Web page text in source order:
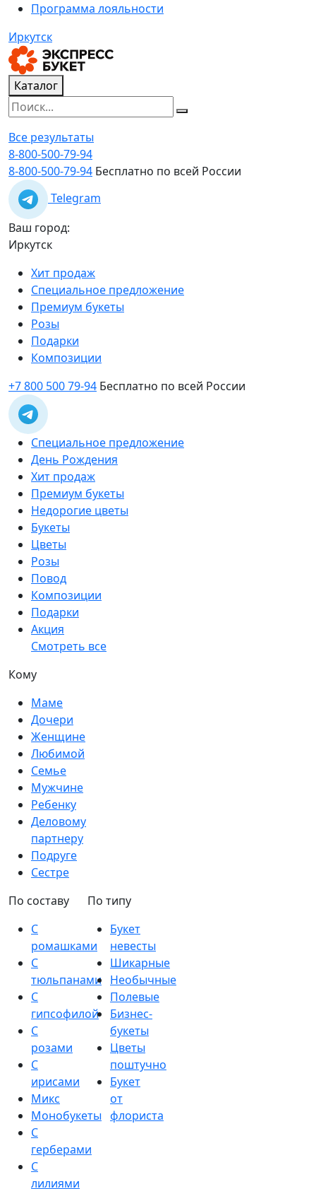
Программа лояльности
Иркутск
Каталог
Все результаты
8-800-500-79-94
8-800-500-79-94 Бесплатно по всей России
Telegram
Ваш город:
Иркутск
Хит продаж
Специальное предложение
Премиум букеты
Розы
Подарки
Композиции
+7 800 500 79-94 Бесплатно по всей России
Специальное предложение
День Рождения
Хит продаж
Премиум букеты
Недорогие цветы
Букеты
Цветы
Розы
Повод
Композиции
Подарки
Акция
Смотреть все
Кому
Маме
Дочери
Женщине
Любимой
Семье
Мужчине
Ребенку
Деловому
партнеру
Подруге
Сестре
По составу
С
ромашками
С
тюльпанами
С
гипсофилой
С
розами
С
ирисами
Микс
Монобукеты
С
герберами
С
лилиями
По типу
Букет
невесты
Шикарные
Необычные
Полевые
Бизнес-
букеты
Цветы
поштучно
Букет
от
флориста